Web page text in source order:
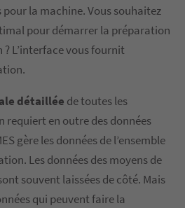
la machine. Vous souhaitez
pour démarrer la préparation
L’interface vous fournit
détaillée de toutes les
requiert en outre des données
gère les données de l’ensemble
Les données des moyens de
souvent laissées de côté. Mais
qui peuvent faire la